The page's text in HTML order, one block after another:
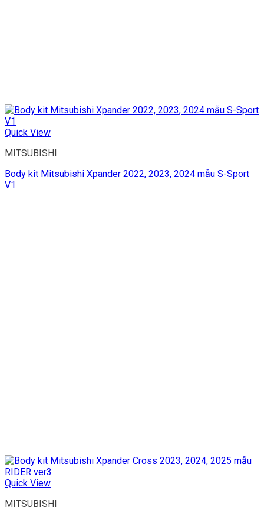
Quick View
MITSUBISHI
Body kit Mitsubishi Xpander 2022, 2023, 2024 mẫu S-Sport
V1
Quick View
MITSUBISHI